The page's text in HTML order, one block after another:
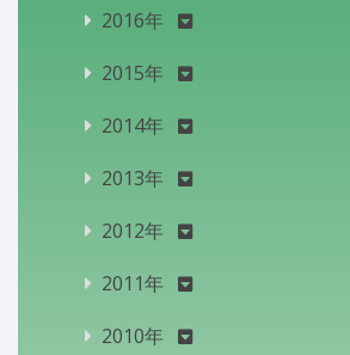
2016年
2015年
2014年
2013年
2012年
2011年
2010年